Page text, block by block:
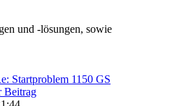
und -lösungen, sowie
Startproblem 1150 GS
Beitrag